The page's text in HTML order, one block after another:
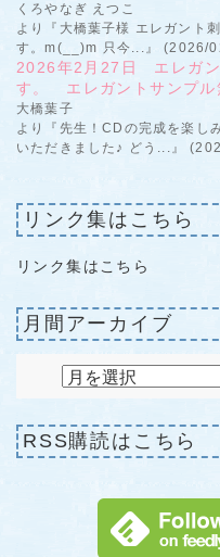
くろやなぎ えつこ
より『大橋葉子様 エレガント
す。m(__)m 只今...』 (2026/
2026年2月27日 エレガン
す。 エレガントサンプル
大橋葉子
より『先生！CDの完成を楽し
いただきました♪ どう...』
リンク集はこちら
リンク集はこちら
月間アーカイブ
RSS購読はこちら